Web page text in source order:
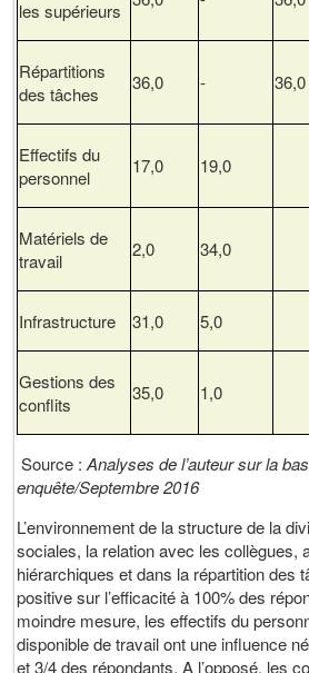
les supérieurs
Répartitions
des tâches
36,0 - 36,0
Effectifs du
personnel
17,0 19,0
Matériels de
travail
2,0 34,0
Infrastructure 31,0 5,0
Gestions des
conflits
35,0 1,0
Source : Analyses de l’auteur sur la
enquête/Septembre 2016
L’environnement de la structure de la
sociales, la relation avec les collègues,
hiérarchiques et dans la répartition des
positive sur l’efficacité à 100% des
moindre mesure, les effectifs du
disponible de travail ont une influence
et 3/4 des répondants. A l’opposé, les